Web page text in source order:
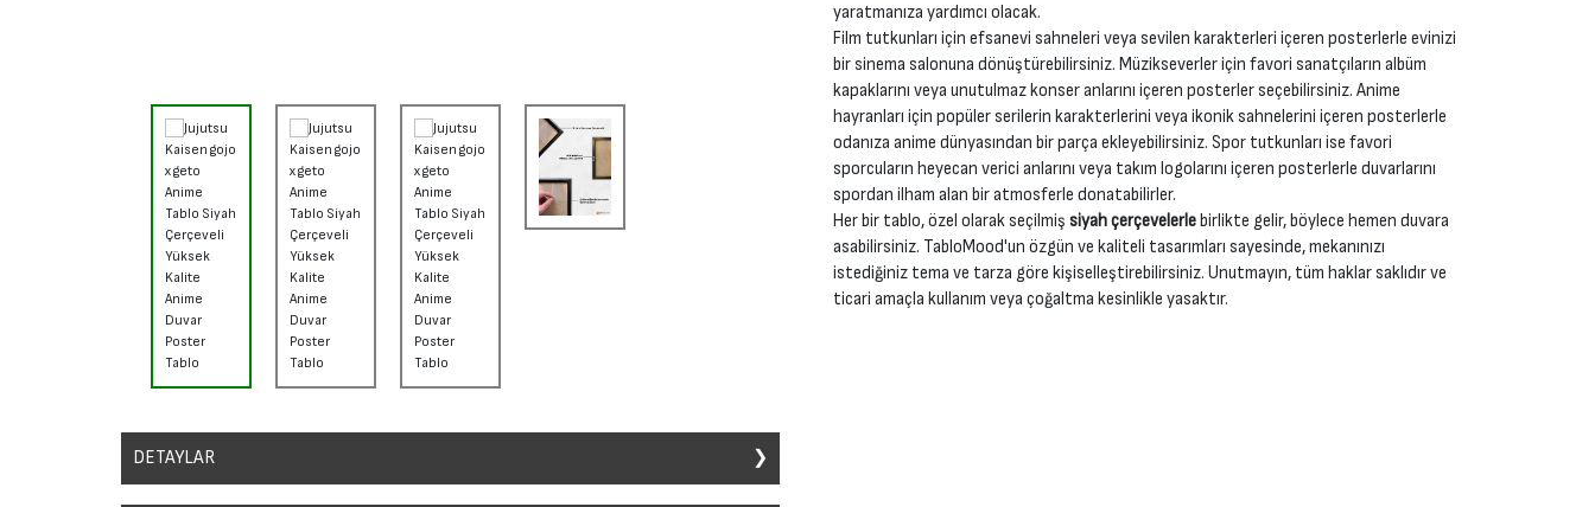
DETAYLAR
Sanatsal duvar posterleri, ev, ofis veya stüdyolar gibi herhangi bir alana dekoratif bir unsur eklemek
yaratmanıza yardımcı olacak.
Film tutkunları için efsanevi sahneleri veya sevilen karakterleri içeren posterlerle evinizi
bir sinema salonuna dönüştürebilirsiniz. Müzikseverler için favori sanatçıların albüm
kapaklarını veya unutulmaz konser anlarını içeren posterler seçebilirsiniz. Anime
hayranları için popüler serilerin karakterlerini veya ikonik sahnelerini içeren posterlerle
odanıza anime dünyasından bir parça ekleyebilirsiniz. Spor tutkunları ise favori
sporcuların heyecan verici anlarını veya takım logolarını içeren posterlerle duvarlarını
spordan ilham alan bir atmosferle donatabilirler.
Her bir tablo, özel olarak seçilmiş siyah çerçevelerlebirlikte gelir, böylece hemen duvara
asabilirsiniz. TabloMood'un özgün ve kaliteli tasarımları sayesinde, mekanınızı
istediğiniz tema ve tarza göre kişiselleştirebilirsiniz. Unutmayın, tüm haklar saklıdır ve
ticari amaçla kullanım veya çoğaltma kesinlikle yasaktır.